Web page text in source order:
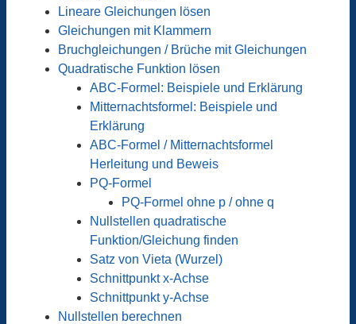
Lineare Gleichungen lösen
Gleichungen mit Klammern
Bruchgleichungen / Brüche mit Gleichungen
Quadratische Funktion lösen
ABC-Formel: Beispiele und Erklärung
Mitternachtsformel: Beispiele und
Erklärung
ABC-Formel / Mitternachtsformel
Herleitung und Beweis
PQ-Formel
PQ-Formel ohne p / ohne q
Nullstellen quadratische
Funktion/Gleichung finden
Satz von Vieta (Wurzel)
Schnittpunkt x-Achse
Schnittpunkt y-Achse
Nullstellen berechnen